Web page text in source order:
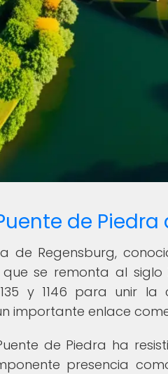
de Piedra
de Regensburg,
se remonta al siglo
y 1146 para unir
importante enlace
de Piedra ha
presencia